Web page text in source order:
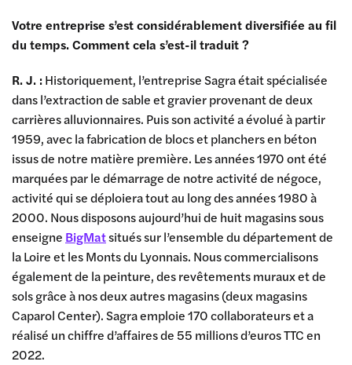
Votre entreprise s’est considérablement diversifiée au fil
du temps. Comment cela s’est-il traduit ?
R. J. :Historiquement, l’entreprise Sagra était spécialisée
dans l’extraction de sable et gravier provenant de deux
carrières alluvionnaires. Puis son activité a évolué à partir
1959, avec la fabrication de blocs et planchers en béton
issus de notre matière première. Les années 1970 ont été
marquées par le démarrage de notre activité de négoce,
activité qui se déploiera tout au long des années 1980 à
2000. Nous disposons aujourd’hui de huit magasins sous
enseigne BigMatsitués sur l’ensemble du département de
la Loire et les Monts du Lyonnais. Nous commercialisons
également de la peinture, des revêtements muraux et de
sols grâce à nos deux autres magasins (deux magasins
Caparol Center). Sagra emploie 170 collaborateurs et a
réalisé un chiffre d’affaires de 55 millions d’euros TTC en
2022.